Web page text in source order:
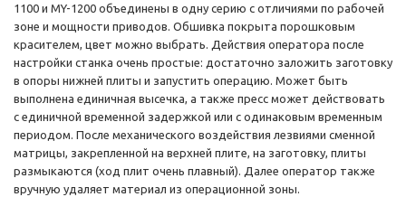
1100 и MY-1200 объединены в одну серию с отличиями по рабочей
зоне и мощности приводов. Обшивка покрыта порошковым
красителем, цвет можно выбрать. Действия оператора после
настройки станка очень простые: достаточно заложить заготовку
в опоры нижней плиты и запустить операцию. Может быть
выполнена единичная высечка, а также пресс может действовать
с единичной временной задержкой или с одинаковым временным
периодом. После механического воздействия лезвиями сменной
матрицы, закрепленной на верхней плите, на заготовку, плиты
размыкаются (ход плит очень плавный). Далее оператор также
вручную удаляет материал из операционной зоны.